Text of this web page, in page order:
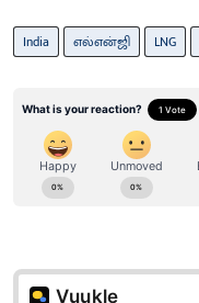
India எல்என்ஜி LNG